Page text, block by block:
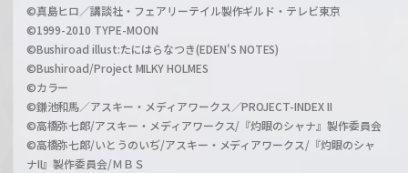
©真島ヒロ／講談社・フェアリーテイル製作ギルド・テレビ東京
©1999-2010 TYPE-MOON
©Bushiroad illust:たにはらなつき(EDEN'S NOTES)
©Bushiroad/Project MILKY HOLMES
©カラー
©鎌池和馬／アスキー・メディアワークス／PROJECT-INDEX II
©高橋弥七郎/アスキー・メディアワークス/『灼眼のシャナ』製作委員会
©高橋弥七郎/いとうのいぢ/アスキー・メディアワークス/『灼眼のシャ
ナII』製作委員会/ＭＢＳ